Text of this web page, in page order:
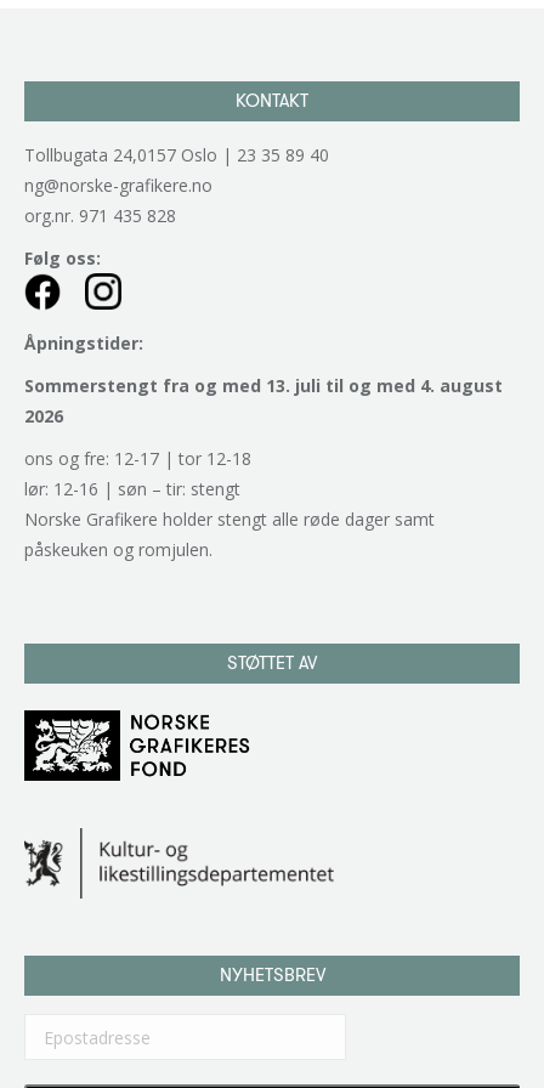
KONTAKT
Tollbugata 24,0157 Oslo | 23 35 89 40
ng@norske-grafikere.no
org.nr. 971 435 828
Følg oss:
Åpningstider:
Sommerstengt fra og med 13. juli til og med 4. august
2026
ons og fre: 12-17 | tor 12-18
lør: 12-16 | søn – tir: stengt
Norske Grafikere holder stengt alle røde dager samt
påskeuken og romjulen.
STØTTET AV
NYHETSBREV